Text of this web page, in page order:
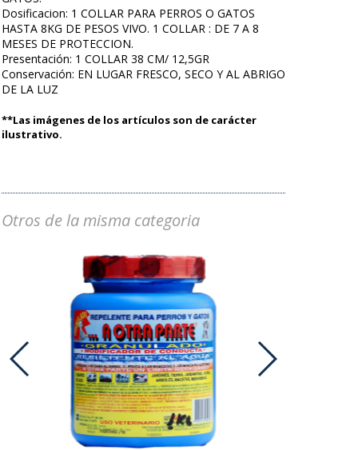
Dosificacion: 1 COLLAR PARA PERROS O GATOS
HASTA 8KG DE PESOS VIVO. 1 COLLAR : DE 7 A 8
MESES DE PROTECCION.
Presentación: 1 COLLAR 38 CM/ 12,5GR
Conservación: EN LUGAR FRESCO, SECO Y AL ABRIGO
DE LA LUZ
**Las imágenes de los artículos son de carácter
ilustrativo.
Otros de la misma categoria